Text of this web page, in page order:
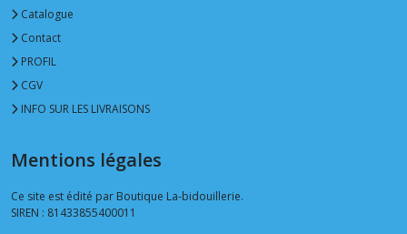
Catalogue
Contact
PROFIL
CGV
INFO SUR LES LIVRAISONS
Mentions légales
Ce site est édité par Boutique La-bidouillerie.
SIREN : 81433855400011